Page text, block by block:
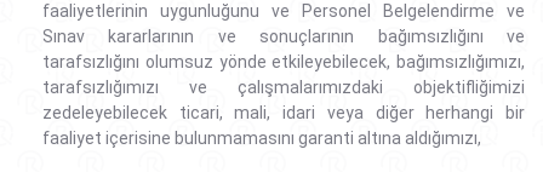
faaliyetlerinin uygunluğunu ve Personel Belgelendirme ve
Sınav kararlarının ve sonuçlarının bağımsızlığını ve
tarafsızlığını olumsuz yönde etkileyebilecek, bağımsızlığımızı,
tarafsızlığımızı ve çalışmalarımızdaki objektifliğimizi
zedeleyebilecek ticari, mali, idari veya diğer herhangi bir
faaliyet içerisine bulunmamasını garanti altına aldığımızı,